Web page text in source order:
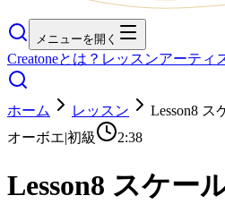
メニューを開く
Creatoneとは？ レッスンアーティ
ホーム レッスン
Lesson8 ス
オーボエ|初級 2:38
Lesson8 スケー